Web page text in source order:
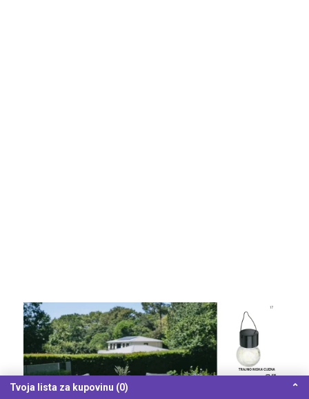
Tvoja lista za kupovinu (0) ⌃